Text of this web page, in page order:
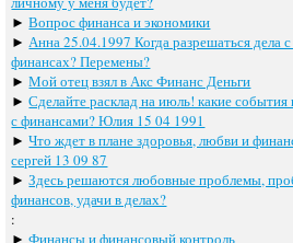
►Вопрос финанса и экономики
► Анна 25.04.1997 Когда разрешаться дела
финансах? Перемены?
►Мой отец взял в Акс Финанс Деньги
►Сделайте расклад на июль! какие
с финансами? Юлия 15 04 1991
►Что ждет в плане здоровья, любви и
сергей 13 09 87
►Здесь решаются любовные проблемы,
финансов, удачи в делах?
:
►Финансы и финансовый контроль